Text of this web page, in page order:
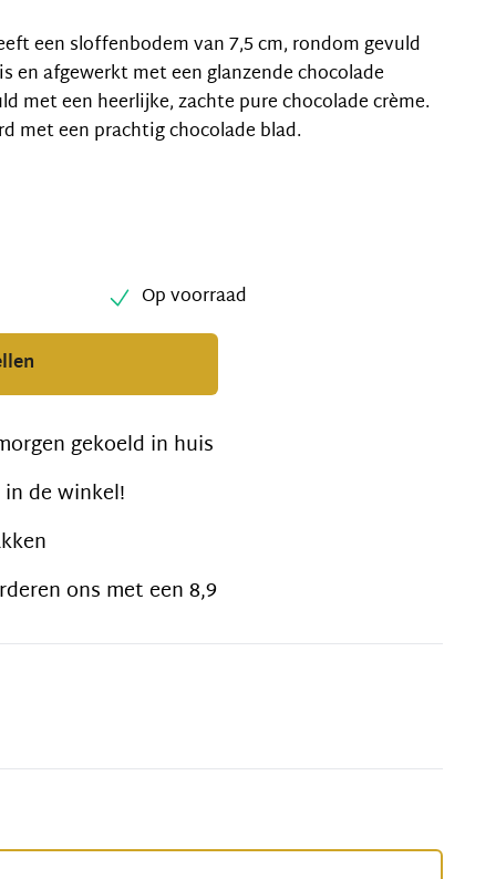
een sloffenbodem van 7,5 cm, rondom gevuld
en afgewerkt met een glanzende chocolade
met een heerlijke, zachte pure chocolade crème.
met een prachtig chocolade blad.
Op voorraad
gekoeld in huis
de winkel!
ons met een 8,9